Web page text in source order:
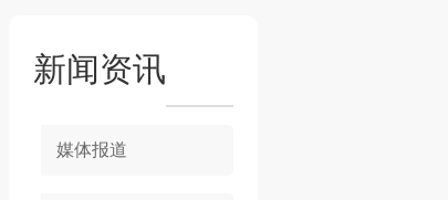
新闻资讯
媒体报道